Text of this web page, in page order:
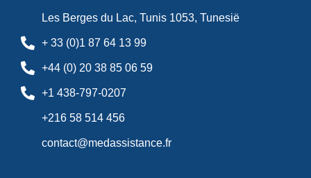
Les Berges du Lac, Tunis 1053, Tunesië
+ 33 (0)1 87 64 13 99
+44 (0) 20 38 85 06 59
+1 438-797-0207
+216 58 514 456
contact@medassistance.fr